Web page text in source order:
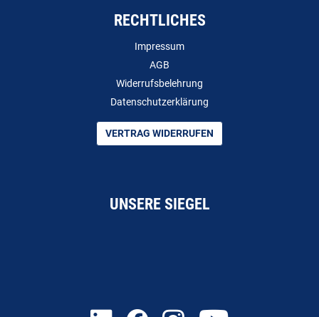
RECHTLICHES
Impressum
AGB
Widerrufsbelehrung
Datenschutzerklärung
VERTRAG WIDERRUFEN
UNSERE SIEGEL